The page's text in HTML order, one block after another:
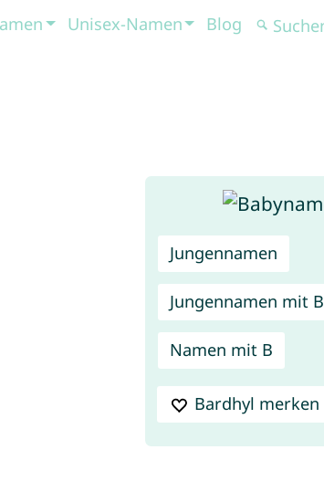
Unisex-Namen Blog
Jungennamen
Jungennamen mit B
Namen mit B
Bardhyl merken